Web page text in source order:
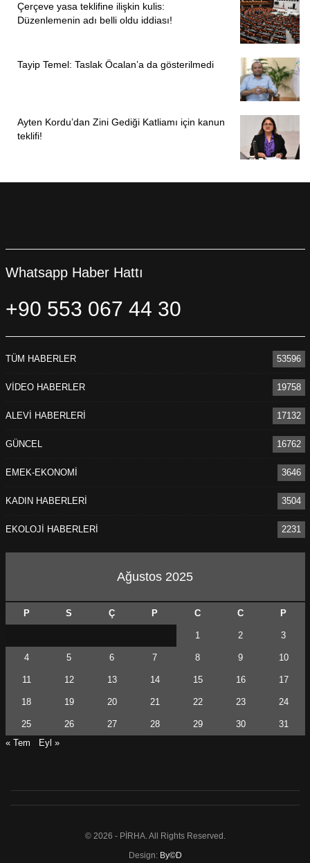
Çerçeve yasa teklifine ilişkin kulis:
Düzenlemenin adı belli oldu iddiası!
Tayip Temel: Taslak Öcalan’a da gösterilmedi
Ayten Kordu’dan Zini Gediği Katliamı için kanun
teklifi!
Whatsapp Haber Hattı
+90 553 067 44 30
TÜM HABERLER 53596
VİDEO HABERLER 19758
ALEVİ HABERLERİ 17132
GÜNCEL 16762
EMEK-EKONOMİ 3646
KADIN HABERLERİ 3504
EKOLOJİ HABERLERİ 2231
Ağustos 2025
P S Ç P C C P
1 2 3
4 5 6 7 8 9 10
11 12 13 14 15 16 17
18 19 20 21 22 23 24
25 26 27 28 29 30
31
« Tem
Eyl »
© 2026 - PİRHA. All Rights Reserved.
Design: By©D